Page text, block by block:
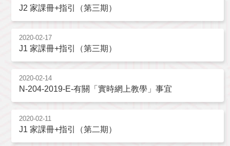
J2 家課冊+指引（第三期）
2020-02-17
J1 家課冊+指引（第三期）
2020-02-14
N-204-2019-E-有關「實時網上教學」事宜
2020-02-11
J1 家課冊+指引（第二期）